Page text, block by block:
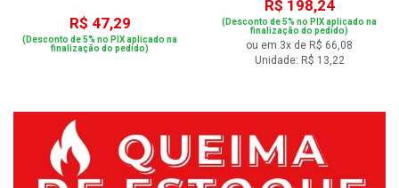
R$ 47,29
(Desconto de 5% no PIX aplicado na
finalização do pedido)
R$ 198,24
(Desconto de 5% no PIX aplicado na
finalização do pedido)
ou em 3x de R$ 66,08
Unidade: R$ 13,22